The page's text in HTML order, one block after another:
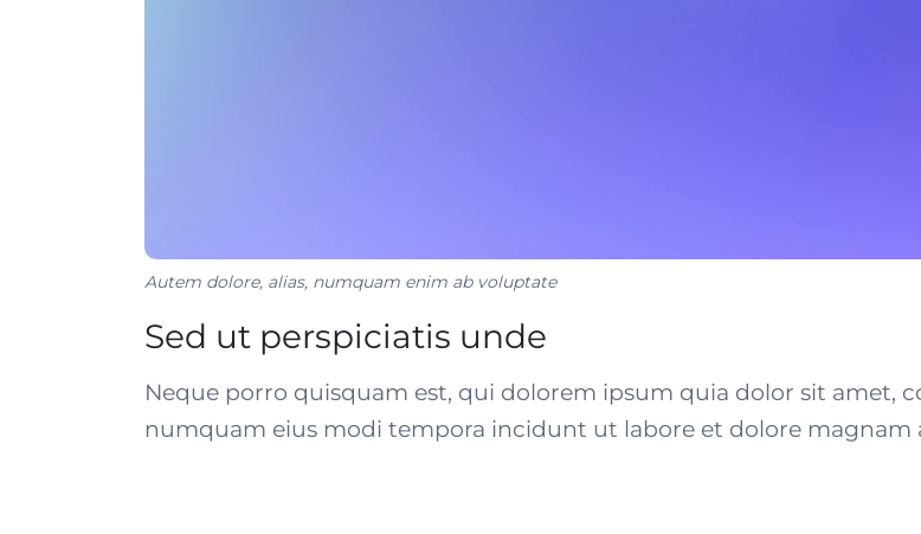
Autem dolore, alias, numquam enim ab voluptate
Sed ut perspiciatis unde
Neque porro quisquam est, qui dolorem ipsum quia dolor sit amet,
numquam eius modi tempora incidunt ut labore et dolore magnam